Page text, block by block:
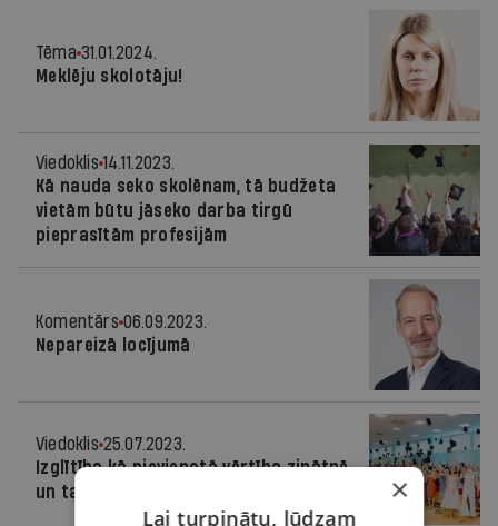
Tēma 31.01.2024.
Meklēju skolotāju!
Viedoklis 14.11.2023.
Kā nauda seko skolēnam, tā budžeta
vietām būtu jāseko darba tirgū
pieprasītām profesijām
Komentārs 06.09.2023.
Nepareizā locījumā
Viedoklis 25.07.2023.
Izglītība kā pievienotā vērtība zinātnē
un tautsaimniecībā
×
Lai turpinātu, lūdzam